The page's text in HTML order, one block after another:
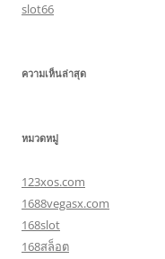
slot66
ความเห็นล่าสุด
หมวดหมู่
123xos.com
1688vegasx.com
168slot
168สล็อต